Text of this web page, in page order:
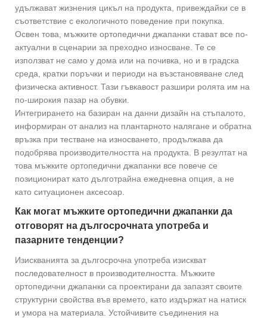
удължават жизнения цикъл на продукта, привеждайки се в
съответствие с екологичното поведение при покупка.
Освен това, мъжките ортопедични джапанки стават все по-
актуални в сценарии за преходно износване. Те се
използват не само у дома или на почивка, но и в градска
среда, кратки поръчки и периоди на възстановяване след
физическа активност. Тази гъвкавост разшири ролята им на
по-широкия пазар на обувки.
Интегрирането на базиран на данни дизайн на стъпалото,
информиран от анализ на плантарното налягане и обратна
връзка при тестване на износването, продължава да
подобрява производителността на продукта. В резултат на
това мъжките ортопедични джапанки все повече се
позиционират като дълготрайна ежедневна опция, а не
като ситуационен аксесоар.
Как могат мъжките ортопедични джапанки да
отговорят на дългосрочната употреба и
пазарните тенденции?
Изискванията за дългосрочна употреба изискват
последователност в производителността. Мъжките
ортопедични джапанки са проектирани да запазят своите
структурни свойства във времето, като издържат на натиск
и умора на материала. Устойчивите съединения на